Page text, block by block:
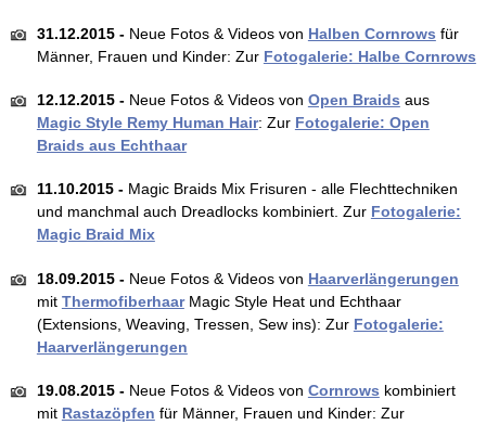
31.12.2015 - Neue Fotos & Videos von Halben Cornrows für
Männer, Frauen und Kinder: Zur Fotogalerie: Halbe Cornrows
12.12.2015 - Neue Fotos & Videos von Open Braids aus
Magic Style Remy Human Hair: Zur Fotogalerie: Open
Braids aus Echthaar
11.10.2015 - Magic Braids Mix Frisuren - alle Flechttechniken
und manchmal auch Dreadlocks kombiniert. Zur Fotogalerie:
Magic Braid Mix
18.09.2015 - Neue Fotos & Videos von Haarverlängerungen
mit ThermofiberhaarMagic Style Heat und Echthaar
(Extensions, Weaving, Tressen, Sew ins): Zur Fotogalerie:
Haarverlängerungen
19.08.2015 - Neue Fotos & Videos von Cornrows kombiniert
mit Rastazöpfen für Männer, Frauen und Kinder: Zur